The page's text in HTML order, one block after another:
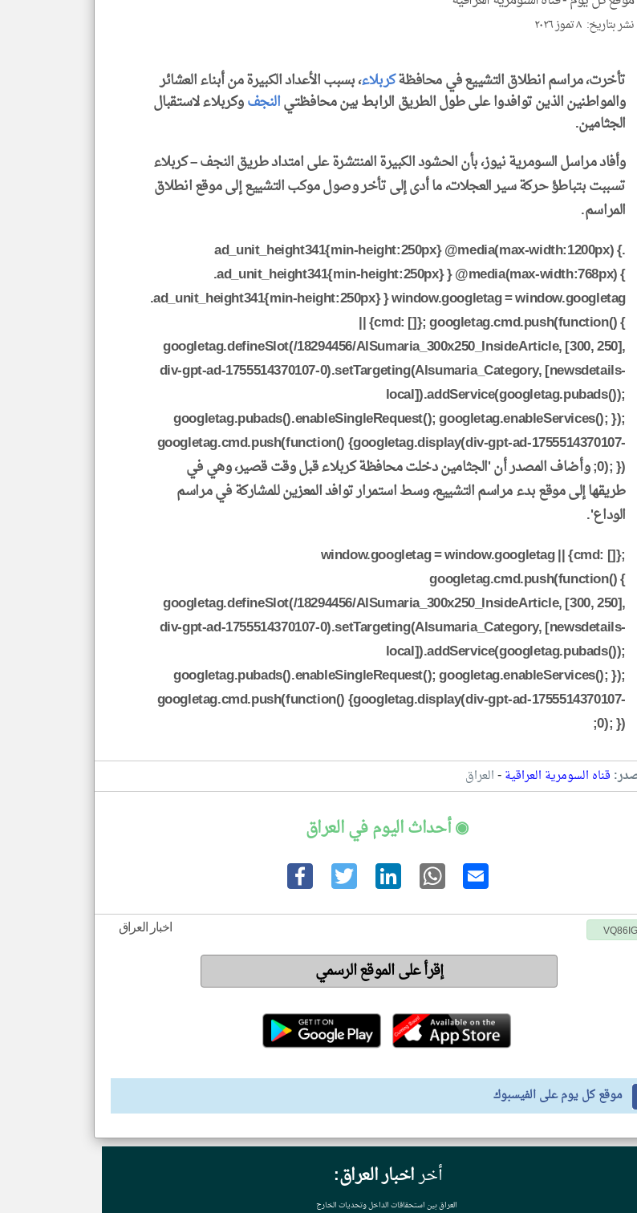
نشر بتاريخ: ٨ تموز ٢٠٢٦
تأخرت، مراسم انطلاق التشييع في محافظةكربلاء، بسبب الأعداد الكبيرة من أبناء العشائر
والمواطنين الذين توافدوا على طول الطريق الرابط بين محافظتيالنجفوكربلاء لاستقبال
الجثامين.
وأفاد مراسل السومرية نيوز، بأن الحشود الكبيرة المنتشرة على امتداد طريق النجف – كربلاء
تسببت بتباطؤ حركة سير العجلات، ما أدى إلى تأخر وصول موكب التشييع إلى موقع انطلاق
المراسم.
.ad_unit_height341{min-height:250px} @media(max-width:1200px) {
.ad_unit_height341{min-height:250px} } @media(max-width:768px) {
.ad_unit_height341{min-height:250px} } window.googletag = window.googletag
|| {cmd: []}; googletag.cmd.push(function() {
googletag.defineSlot(/18294456/AlSumaria_300x250_InsideArticle, [300, 250],
div-gpt-ad-1755514370107-0).setTargeting(Alsumaria_Category, [newsdetails-
local]).addService(googletag.pubads());
googletag.pubads().enableSingleRequest(); googletag.enableServices(); });
googletag.cmd.push(function() {googletag.display(div-gpt-ad-1755514370107-
0); }); وأضاف المصدر أن 'الجثامين دخلت محافظة كربلاء قبل وقت قصير، وهي في
طريقها إلى موقع بدء مراسم التشييع، وسط استمرار توافد المعزين للمشاركة في مراسم
الوداع'.
window.googletag = window.googletag || {cmd: []};
googletag.cmd.push(function() {
googletag.defineSlot(/18294456/AlSumaria_300x250_InsideArticle, [300, 250],
div-gpt-ad-1755514370107-0).setTargeting(Alsumaria_Category, [newsdetails-
local]).addService(googletag.pubads());
googletag.pubads().enableSingleRequest(); googletag.enableServices(); });
googletag.cmd.push(function() {googletag.display(div-gpt-ad-1755514370107-
0); });
قناه السومرية العراقية-العراق
◉ أحداث اليوم في العراق
اخبار العراق VQ86IG
إقرأ على الموقع الرسمي
موقع كل يوم على الفيسبوك
أخراخبار العراق:
‏العراق بين استحقاقات الداخل وتحديات الخارج
klyoum.com